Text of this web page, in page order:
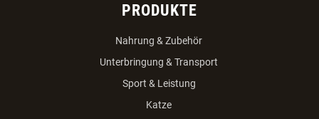
PRODUKTE
Nahrung & Zubehör
Unterbringung & Transport
Sport & Leistung
Katze